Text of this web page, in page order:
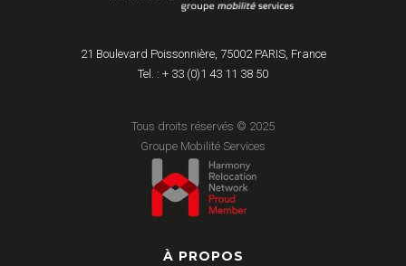
21 Boulevard Poissonnière, 75002 PARIS, France
Tel. : + 33 (0)1 43 11 38 50
Tous droits réservés © 2025
Groupe Mobilité Services
À PROPOS